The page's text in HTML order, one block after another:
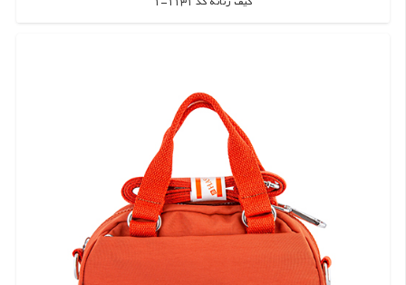
اطلاعات بیشتر